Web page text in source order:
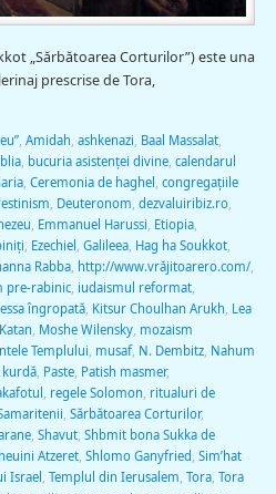
„Sărbătoarea Corturilor”) este una
prescrise de Tora,
, Amidah ashkenazi Baal Massalat,
, bucuria asistenţei divine, calendarul
, Ceremonia de haghel congregaţiile
Deuteronom dezvaluiribiz.ro,
Emmanuel Harussi Etiopia,
Ezechiel Galileea, Hag ha Soukkot,
Rabba, http://www.vrăjitoarero.com/,
pre-rabinic, iudaismul reformat,
îngropată, Kitsur Choulhan Arukh Lea
Moshe Wilensky, mozaism
Templului musaf, N. Dembitz, Nahum
, Paste, Patish masmer,
regele Solomon ritualuri de
Sărbătoarea Corturilor,
, Shavut, Shbmit bona Sukka de
Atzeret, Shlomo Ganyfried Sim’hat
Israel Templul din Ierusalem Tora, Tora